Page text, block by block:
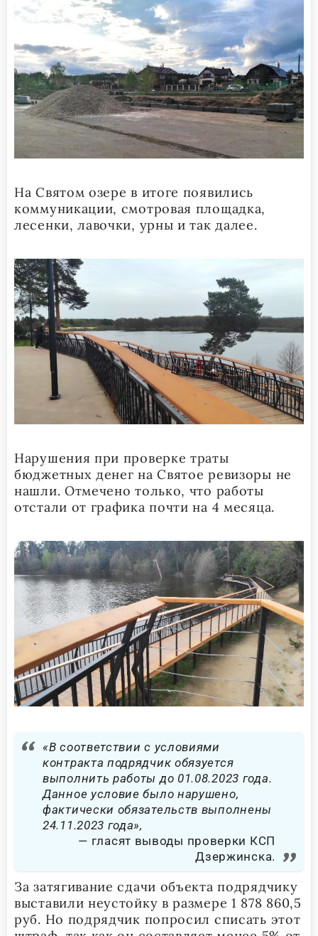
На Святом озере в итоге появились
коммуникации, смотровая площадка,
лесенки, лавочки, урны и так далее.
Нарушения при проверке траты
бюджетных денег на Святое ревизоры не
нашли. Отмечено только, что работы
отстали от графика почти на 4 месяца.
«В соответствии с условиями
контракта подрядчик обязуется
выполнить работы до 01.08.2023 года.
Данное условие было нарушено,
фактически обязательств выполнены
24.11.2023 года»,
гласят выводы проверки КСП
Дзержинска.
За затягивание сдачи объекта подрядчику
выставили неустойку в размере 1 878 860,5
руб. Но подрядчик попросил списать этот